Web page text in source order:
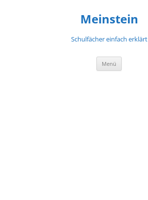
Meinstein
Schulfächer einfach erklärt
Menü